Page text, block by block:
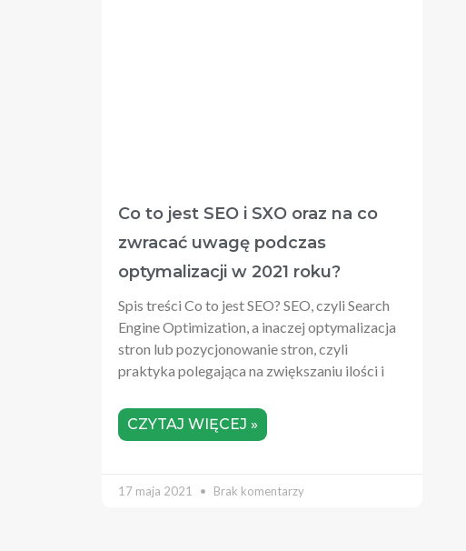
Co to jest SEO i SXO oraz na co
zwracać uwagę podczas
optymalizacji w 2021 roku?
Spis treści Co to jest SEO? SEO, czyli Search
Engine Optimization, a inaczej optymalizacja
stron lub pozycjonowanie stron, czyli
praktyka polegająca na zwiększaniu ilości i
CZYTAJ WIĘCEJ »
17 maja 2021 Brak komentarzy